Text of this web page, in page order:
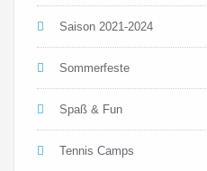
Saison 2021-2024
Sommerfeste
Spaß & Fun
Tennis Camps